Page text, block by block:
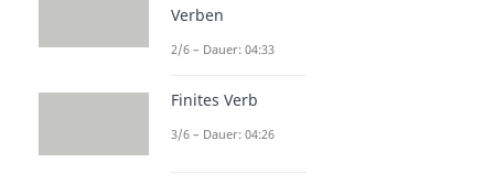
Verben
2/6 – Dauer: 04:33
Finites Verb
3/6 – Dauer: 04:26